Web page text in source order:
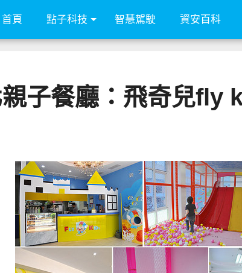
首頁 點子科技 智慧駕駛 資安百科
子餐廳：飛奇兒fly